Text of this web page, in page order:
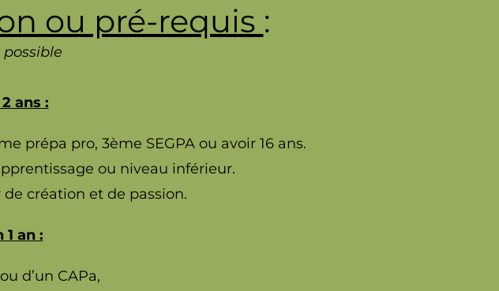
ou pré-requis :
possible
ans :
prépa pro, 3ème SEGPA ou avoir 16 ans.
ou niveau inférieur.
création et de passion.
1 an :
d’un CAPa,